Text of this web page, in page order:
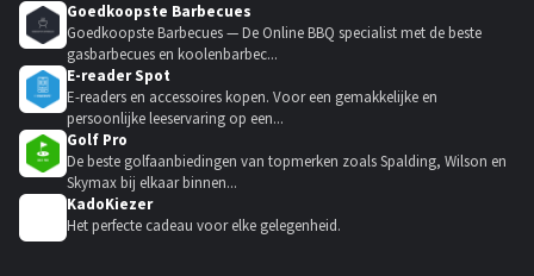
Goedkoopste Barbecues
Goedkoopste Barbecues — De Online BBQ specialist met de beste
gasbarbecues en koolenbarbec...
E-reader Spot
E-readers en accessoires kopen. Voor een gemakkelijke en
persoonlijke leeservaring op een...
Golf Pro
De beste golfaanbiedingen van topmerken zoals Spalding, Wilson en
Skymax bij elkaar binnen...
KadoKiezer
Het perfecte cadeau voor elke gelegenheid.